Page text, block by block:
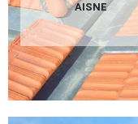
AISNE